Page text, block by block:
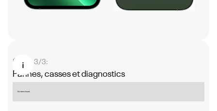
Étape 3/3:
Pannes, casses et diagnostics
No items found.